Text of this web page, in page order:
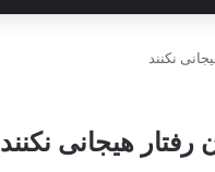
نکنند
هیجانی نکنند